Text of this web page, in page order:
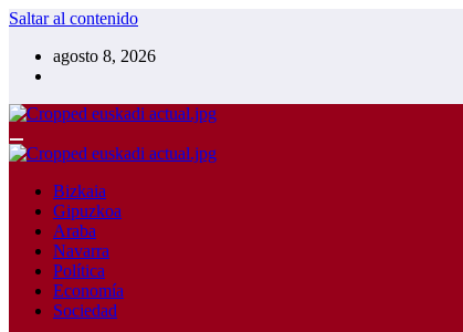
Saltar al contenido
agosto 8, 2026
Bizkaia
Gipuzkoa
Araba
Navarra
Política
Economía
Sociedad